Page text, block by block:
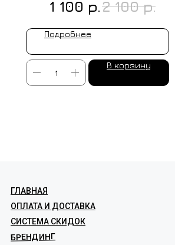
1 100 р.2 100 р.
Подробнее
В корзину
ГЛАВНАЯ
ИЗГОТОВЛЕНИЕ НА ЗАКАЗ
ОПЛАТА И ДОСТАВКА
СИСТЕМА СКИДОК
БРЕНДИНГ